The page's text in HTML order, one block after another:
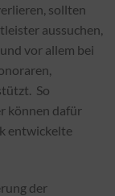
sollten
aussuchen,
vor allem bei
So
können dafür
entwickelte
der